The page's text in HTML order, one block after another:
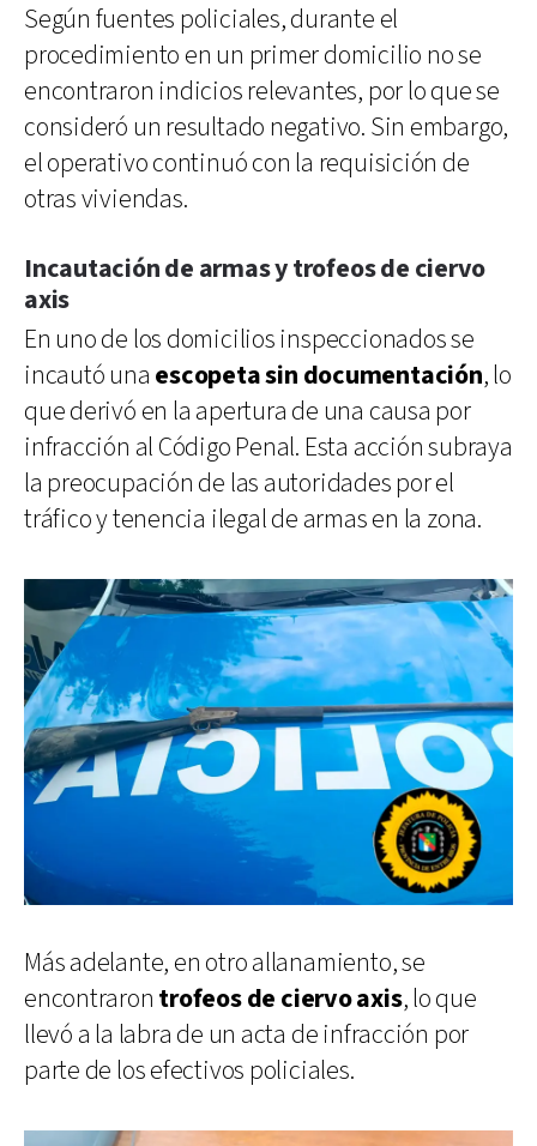
Según fuentes policiales, durante el
procedimiento en un primer domicilio no se
encontraron indicios relevantes, por lo que se
consideró un resultado negativo. Sin embargo,
el operativo continuó con la requisición de
otras viviendas.
Incautación de armas y trofeos de ciervo
axis
En uno de los domicilios inspeccionados se
incautó una escopeta sin documentación, lo
que derivó en la apertura de una causa por
infracción al Código Penal. Esta acción subraya
la preocupación de las autoridades por el
tráfico y tenencia ilegal de armas en la zona.
Más adelante, en otro allanamiento, se
encontraron trofeos de ciervo axis, lo que
llevó a la labra de un acta de infracción por
parte de los efectivos policiales.